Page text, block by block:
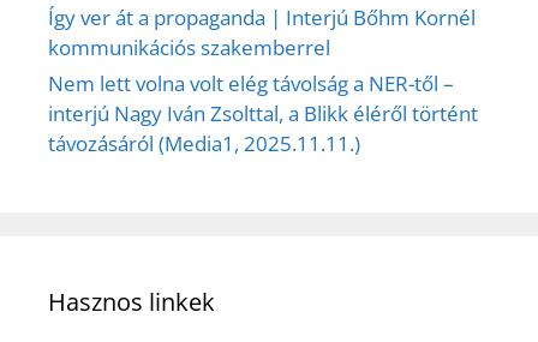
Így ver át a propaganda | Interjú Bőhm Kornél
kommunikációs szakemberrel
Nem lett volna volt elég távolság a NER-től –
interjú Nagy Iván Zsolttal, a Blikk éléről történt
távozásáról (Media1, 2025.11.11.)
Hasznos linkek